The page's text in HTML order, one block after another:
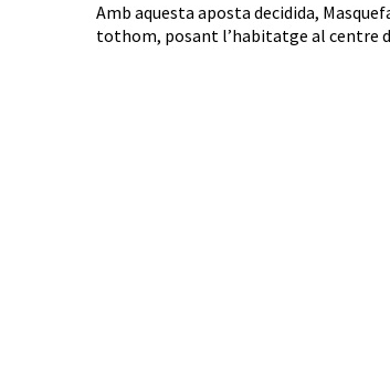
Amb aquesta aposta decidida,
tothom, posant l’habitatge al centre